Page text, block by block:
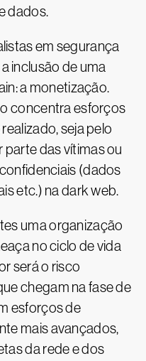
dados.
em segurança
inclusão de uma
a monetização.
concentra esforços
seja pelo
das vítimas ou
(dados
etc.) na dark web.
uma organização
no ciclo de vida
será o risco
chegam na fase de
esforços de
mais avançados,
da rede e dos